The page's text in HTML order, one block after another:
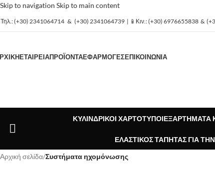
Skip to navigation Skip to main content
(+30) 2341064714 & (+30) 2341064739 | 📱Κιν.:(+30) 6976655838 &
ΕΤΑΙΡΕΙΑΠΡΟΪΟΝΤΑΕΦΑΡΜΟΓΕΣΕΠΙΚΟΙΝΩΝΙΑ
ΚΥΛΙΝΔΡΙΚΟΊ ΧΑΡΤΌΤΥΠΟΙΕΞΑΡΤΉΜΑΤΑ
ΕΛΑΣΤΙΚΌΣ ΤΆΠΗΤΑΣ ΓΙΑ
Αρχική σελίδα/Συστήματα ηχομόνωσης